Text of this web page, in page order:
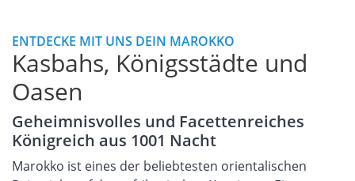
ENTDECKE MIT UNS DEIN MAROKKO
Kasbahs, Königsstädte und
Oasen
Geheimnisvolles und Facettenreiches
Königreich aus 1001 Nacht
Marokko ist eines der beliebtesten orientalischen